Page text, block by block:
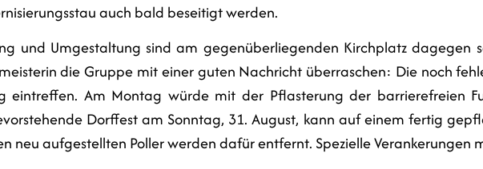
auch bald beseitigt werden.
und Umgestaltung sind am gegenüberliegenden Kirchplatz dagegen
die Gruppe mit einer guten Nachricht überraschen: Die noch
eintreffen. Am Montag würde mit der Pflasterung der barrierefreien
Dorffest am Sonntag, 31. August, kann auf einem fertig
neu aufgestellten Poller werden dafür entfernt. Spezielle Verankerungen